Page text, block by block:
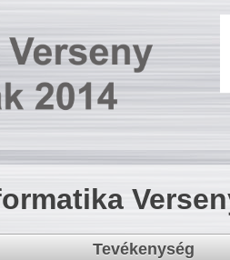
Tevékenység